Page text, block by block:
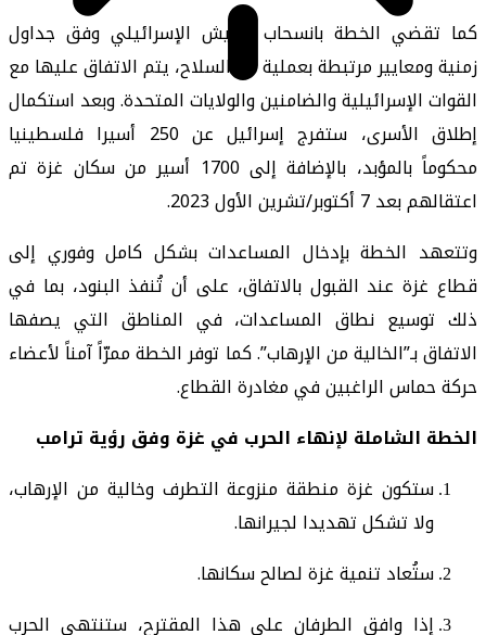
كما تقضي الخطة بانسحاب الجيش الإسرائيلي وفق جداول
زمنية ومعايير مرتبطة بعملية نزع السلاح، يتم الاتفاق عليها مع
القوات الإسرائيلية والضامنين والولايات المتحدة. وبعد استكمال
إطلاق الأسرى، ستفرج إسرائيل عن 250 أسيرا فلسطينيا
محكوماً بالمؤبد، بالإضافة إلى 1700 أسير من سكان غزة تم
اعتقالهم بعد 7 أكتوبر/تشرين الأول 2023.
وتتعهد الخطة بإدخال المساعدات بشكل كامل وفوري إلى
قطاع غزة عند القبول بالاتفاق، على أن تُنفذ البنود، بما في
ذلك توسيع نطاق المساعدات، في المناطق التي يصفها
الاتفاق بـ”الخالية من الإرهاب”. كما توفر الخطة ممرّاً آمناً لأعضاء
حركة حماس الراغبين في مغادرة القطاع.
الخطة الشاملة لإنهاء الحرب في غزة وفق رؤية ترامب
ستكون غزة منطقة منزوعة التطرف وخالية من الإرهاب،
ولا تشكل تهديدا لجيرانها.
ستُعاد تنمية غزة لصالح سكانها.
إذا وافق الطرفان على هذا المقترح، ستنتهي الحرب